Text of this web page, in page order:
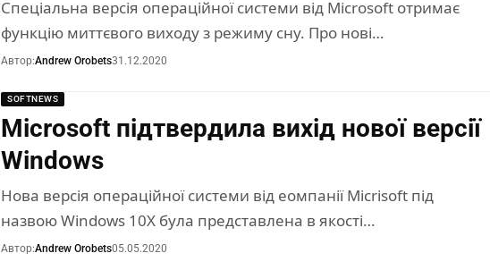
Спеціальна версія операційної системи від Microsoft отримає
функцію миттєвого виходу з режиму сну. Про нові…
Автор:Andrew Orobets31.12.2020
SOFTNEWS
Microsoft підтвердила вихід нової версії
Windows
Нова версія операційної системи від еомпанії Micrisoft під
назвою Windows 10X була представлена ​​в якості…
Автор:Andrew Orobets05.05.2020